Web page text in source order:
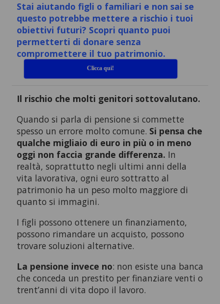
Stai aiutando figli o familiari e non sai se
questo potrebbe mettere a rischio i tuoi
obiettivi futuri? Scopri quanto puoi
permetterti di donare senza
compromettere il tuo patrimonio.
Clicca qui!
Il rischio che molti genitori sottovalutano.
Quando si parla di pensione si commette
spesso un errore molto comune. Si pensa che
qualche migliaio di euro in più o in meno
oggi non faccia grande differenza. In
realtà, soprattutto negli ultimi anni della
vita lavorativa, ogni euro sottratto al
patrimonio ha un peso molto maggiore di
quanto si immagini.
I figli possono ottenere un finanziamento,
possono rimandare un acquisto, possono
trovare soluzioni alternative.
La pensione invece no: non esiste una banca
che conceda un prestito per finanziare venti o
trent’anni di vita dopo il lavoro.